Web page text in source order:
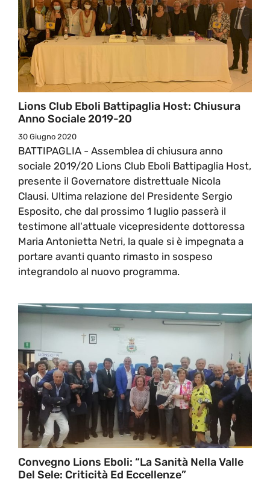
Lions Club Eboli Battipaglia Host: Chiusura
Anno Sociale 2019-20
30 Giugno 2020
BATTIPAGLIA - Assemblea di chiusura anno
sociale 2019/20 Lions Club Eboli Battipaglia Host,
presente il Governatore distrettuale Nicola
Clausi. Ultima relazione del Presidente Sergio
Esposito, che dal prossimo 1 luglio passerà il
testimone all'attuale vicepresidente dottoressa
Maria Antonietta Netri, la quale si è impegnata a
portare avanti quanto rimasto in sospeso
integrandolo al nuovo programma.
Convegno Lions Eboli: “La Sanità Nella Valle
Del Sele: Criticità Ed Eccellenze”